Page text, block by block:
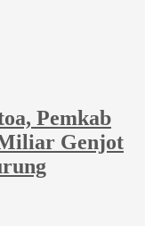
Pemkab
Genjot